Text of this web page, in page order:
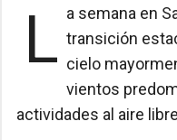
La semana en San Carlos de Bariloche se presenta con una marcada variabilidad térmica, típica de la transición
cielo
vientos
actividades al aire